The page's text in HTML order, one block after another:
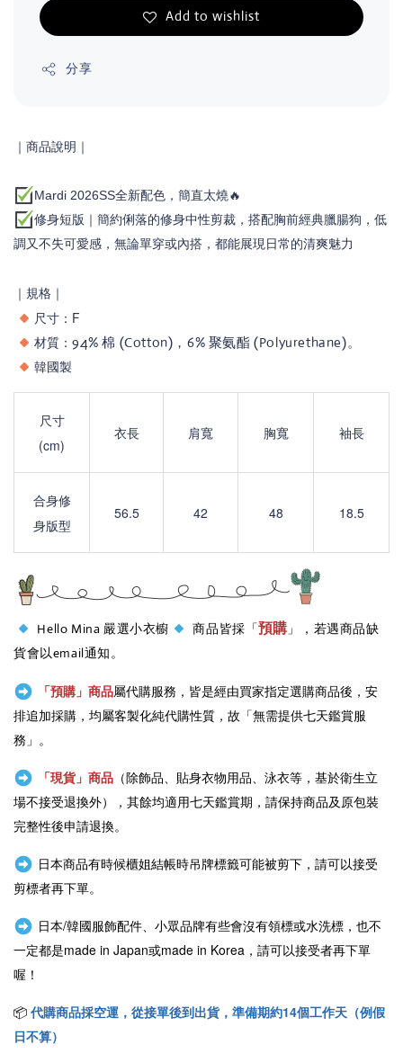
Add to wishlist
分享
｜商品說明｜
Mardi 2026SS全新配色，簡直太燒🔥
修身短版｜簡約俐落的修身中性剪裁，搭配胸前經典臘腸狗，低
調又不失可愛感，無論單穿或內搭，都能展現日常的清爽魅力
｜規格｜
尺寸：F
材質： 94% 棉 (Cotton)，6% 聚氨酯 (Polyurethane)。
韓國製
尺寸
(cm)
衣長 肩寬 胸寬 袖長
合身修
身版型
56.5 42 48 18.5
Hello Mina 嚴選小衣櫥 商品皆採「預購 」，若遇商品缺
貨會以email通知。
「預購」商品屬代購服務，皆是經由買家指定選購商品後，安
排追加採購，均屬客製化純代購性質，故「無需提供七天鑑賞服
務」。
「現貨」商品（除飾品、貼身衣物用品、泳衣等，基於衛生立
場不接受退換外），其餘均適用七天鑑賞期，請保持商品及原包裝
完整性後申請退換。
日本商品有時候櫃姐結帳時吊牌標籤可能被剪下，請可以接受
剪標者再下單。
日本/韓國服飾配件、小眾品牌有些會沒有領標或水洗標，也不
一定都是made in Japan或made in Korea，請可以接受者再下單
喔！
📦 代購商品採空運，從接單後到出貨，準備期約14個工作天（例假
日不算）